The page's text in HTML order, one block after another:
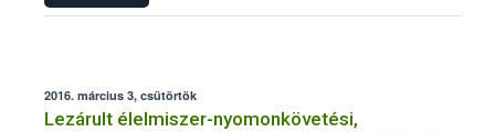
2016. március 3, csütörtök
Lezárult élelmiszer-nyomonkövetési,